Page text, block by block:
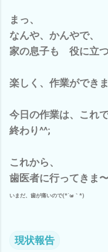
まっ、
なんや、かんやで、
家の息子も 役に立
楽しく、作業ができ
今日の作業は、これ
終わり^^;
これから、
歯医者に行ってきま〜
いまだ、歯が痛いので(*´ω｀*)
現状報告